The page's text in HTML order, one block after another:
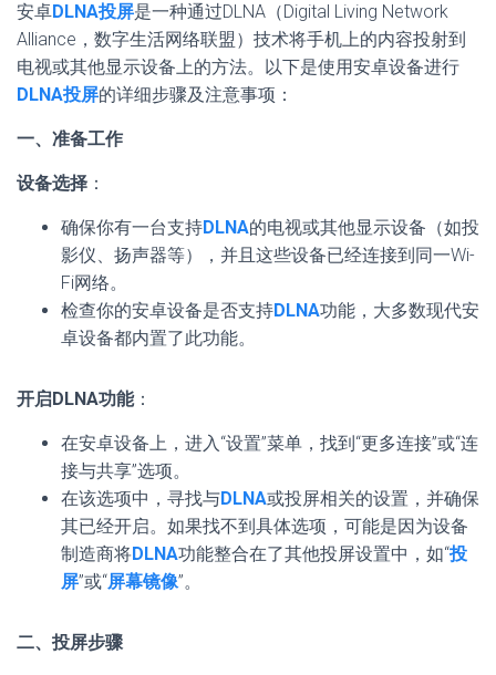
安卓DLNA投屏是一种通过DLNA（Digital Living Network
Alliance，数字生活网络联盟）技术将手机上的内容投射到
电视或其他显示设备上的方法。以下是使用安卓设备进行
DLNA投屏的详细步骤及注意事项：
一、准备工作
设备选择 ：
确保你有一台支持DLNA的电视或其他显示设备（如投
影仪、扬声器等），并且这些设备已经连接到同一Wi-
Fi网络。
检查你的安卓设备是否支持DLNA功能，大多数现代安
卓设备都内置了此功能。
开启DLNA功能：
在安卓设备上，进入“设置”菜单，找到“更多连接”或“连
接与共享”选项。
在该选项中，寻找与DLNA或投屏相关的设置，并确保
其已经开启。如果找不到具体选项，可能是因为设备
制造商将DLNA功能整合在了其他投屏设置中，如“投
屏”或“屏幕镜像”。
二、投屏步骤